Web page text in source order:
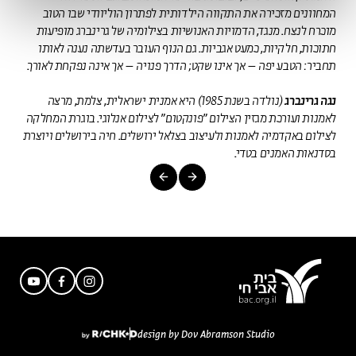
המחוונים מזכירה את התקווה הילדותית לפתרון הוליוודי שבו הטוב
מוכרח לנצח. מנגד, הדמויות האנושיות בצילומיה של גרינברג מופיעות
חתוכות, חלקיות, כמעט אגביות. גם הנוף העובר בעדשתה נענה לאותו
תחביר: הטבע יפה – אך אינו שקט; הדרך פנויה – אך אינה נפקחת לאורך.
נגה גרינברג
(נולדה בשנת 1985) היא אמנית ישראלית, צלמת, מרצה
לאמנות ועורכת מגזין הצילום "פונקטום" לצילום אנלוגי. בוגרת המחלקה
לצילום באקדמיה לאמנות ולעיצוב בצלאל ירושלים. חיה בירושלים ויוצרת
בסדנאות האמנים בטדי.
design by Dov Abramson Studio